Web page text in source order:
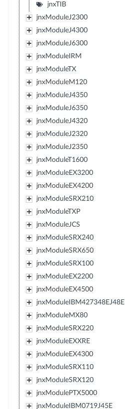
jnxTIB
jnxModuleJ2300
jnxModuleJ4300
jnxModuleJ6300
jnxModuleIRM
jnxModuleTX
jnxModuleM120
jnxModuleJ4350
jnxModuleJ6350
jnxModuleJ4320
jnxModuleJ2320
jnxModuleJ2350
jnxModuleT1600
jnxModuleEX3200
jnxModuleEX4200
jnxModuleSRX210
jnxModuleTXP
jnxModuleJCS
jnxModuleSRX240
jnxModuleSRX650
jnxModuleSRX100
jnxModuleEX2200
jnxModuleEX4500
jnxModuleIBM427348EJ48E
jnxModuleMX80
jnxModuleSRX220
jnxModuleEXXRE
jnxModuleEX4300
jnxModuleSRX110
jnxModuleSRX120
jnxModulePTX5000
jnxModuleIBM0719J45E